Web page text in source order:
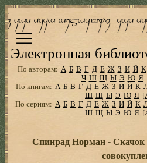
Электронная
По авторам: А Б В Г Д Е Ж З И Й К
Ч Ш Щ Ы Э Ю Я
По книгам: А Б В Г Д Е Ж З И Й К
Ш Щ Ы Э Ю Я
По сериям: А Б В Г Д Е Ж З И Й К
Ш Щ Ы Э Ю Я
Спинрад Норман - Скачок